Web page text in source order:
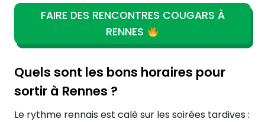
FAIRE DES RENCONTRES COUGARS À
RENNES
Quels sont les bons horaires pour
sortir à Rennes ?
Le rythme rennais est calé sur les soirées tardives :